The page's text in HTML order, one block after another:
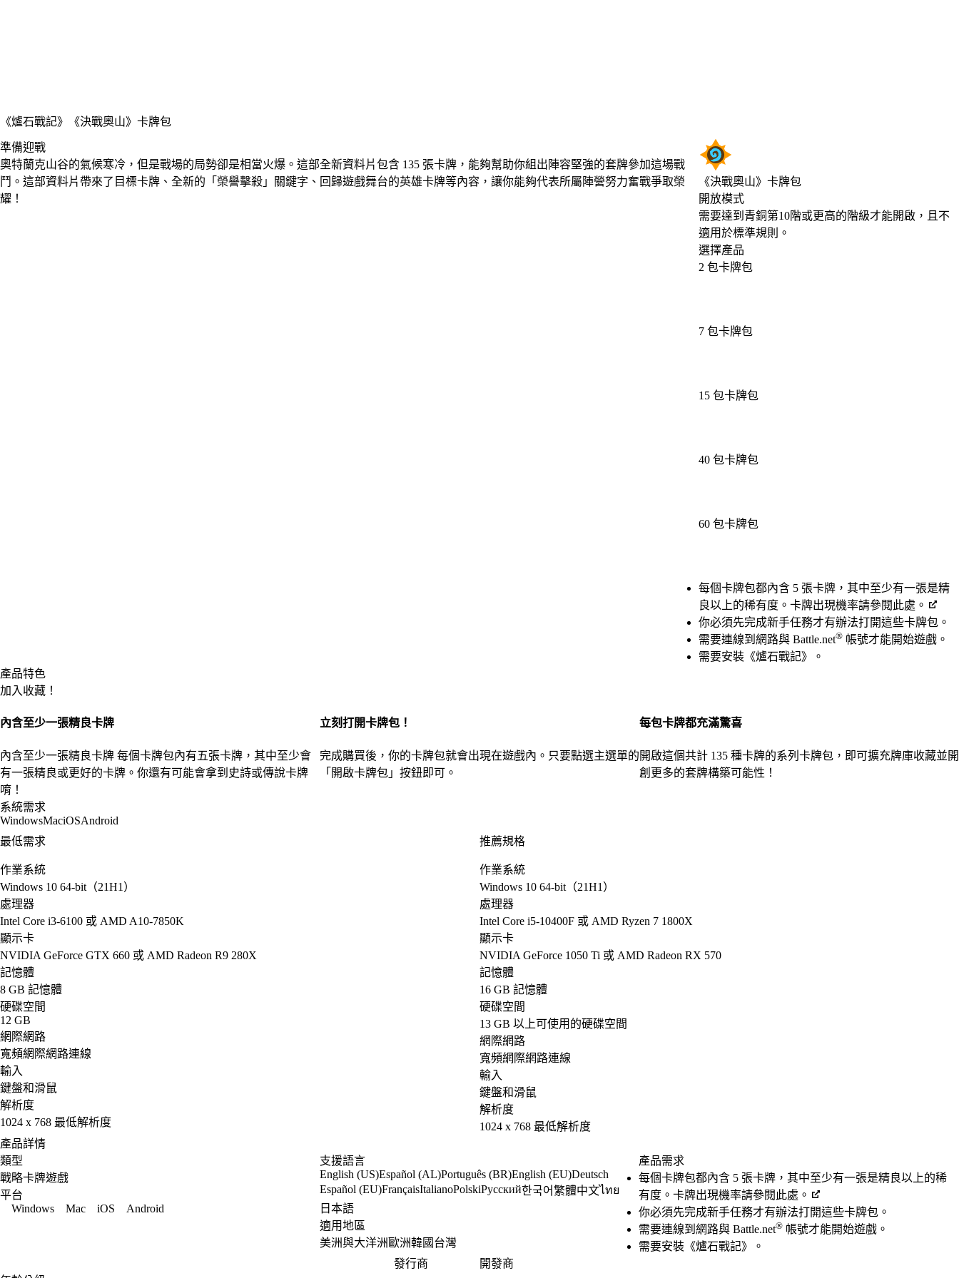
《爐石戰記》 《決戰奧山》卡牌包
《決戰奧山》卡牌包
開放模式
Product Notification
需要達到青銅第10階或更高的階級才能開啟，且不
適用於標準規則。
選擇產品
2 包卡牌包
7 包卡牌包
15 包卡牌包
40 包卡牌包
60 包卡牌包
Available actions
每個卡牌包都內含 5 張卡牌，其中至少有一張是精
良以上的稀有度。卡牌出現機率請參閱此處。
你必須先完成新手任務才有辦法打開這些卡牌包。
需要連線到網路與 Battle.net® 帳號才能開始遊戲。
需要安裝《爐石戰記》。
準備迎戰
奧特蘭克山谷的氣候寒冷，但是戰場的局勢卻是相當火爆。這部全新資料片包含 135 張卡牌，能夠幫助你組出陣容堅強的套牌參加這場戰
鬥。這部資料片帶來了目標卡牌、全新的「榮譽擊殺」關鍵字、回歸遊戲舞台的英雄卡牌等內容，讓你能夠代表所屬陣營努力奮戰爭取榮
耀！
產品特色
加入收藏！
內含至少一張精良卡牌
內含至少一張精良卡牌 每個卡牌包內有五張卡牌，其中至少會
有一張精良或更好的卡牌。你還有可能會拿到史詩或傳說卡牌
唷！
立刻打開卡牌包！
完成購買後，你的卡牌包就會出現在遊戲內。只要點選主選單的
「開啟卡牌包」按鈕即可。
每包卡牌都充滿驚喜
開啟這個共計 135 種卡牌的系列卡牌包，即可擴充牌庫收藏並開
創更多的套牌構築可能性！
系統需求
WindowsMaciOSAndroid
最低需求
作業系統
Windows 10 64-bit（21H1）
處理器
Intel Core i3-6100 或 AMD A10-7850K
顯示卡
NVIDIA GeForce GTX 660 或 AMD Radeon R9 280X
記憶體
8 GB 記憶體
硬碟空間
12 GB
網際網路
寬頻網際網路連線
輸入
鍵盤和滑鼠
解析度
1024 x 768 最低解析度
推薦規格
作業系統
Windows 10 64-bit（21H1）
處理器
Intel Core i5-10400F 或 AMD Ryzen 7 1800X
顯示卡
NVIDIA GeForce 1050 Ti 或 AMD Radeon RX 570
記憶體
16 GB 記憶體
硬碟空間
13 GB 以上可使用的硬碟空間
網際網路
寬頻網際網路連線
輸入
鍵盤和滑鼠
解析度
1024 x 768 最低解析度
產品詳情
類型
戰略卡牌遊戲
平台
Windows
Mac iOS Android
支援語言
English (US)Español (AL)Português (BR)English (EU)Deutsch
Español (EU)FrançaisItalianoPolskiРусский한국어繁體中文ไทย
日本語
適用地區
美洲與大洋洲 歐洲韓國 台灣
產品需求
每個卡牌包都內含 5 張卡牌，其中至少有一張是精良以上的稀
有度。卡牌出現機率請參閱此處。
你必須先完成新手任務才有辦法打開這些卡牌包。
需要連線到網路與 Battle.net® 帳號才能開始遊戲。
需要安裝《爐石戰記》。
發行商
開發商